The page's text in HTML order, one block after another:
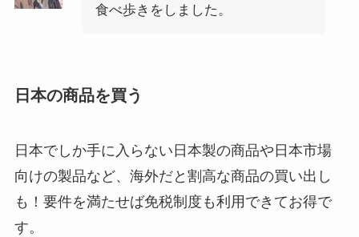
食べ歩きをしました。
日本の商品を買う
日本でしか手に入らない日本製の商品や日本市場
向けの製品など、海外だと割高な商品の買い出し
も！要件を満たせば免税制度も利用できてお得で
す。